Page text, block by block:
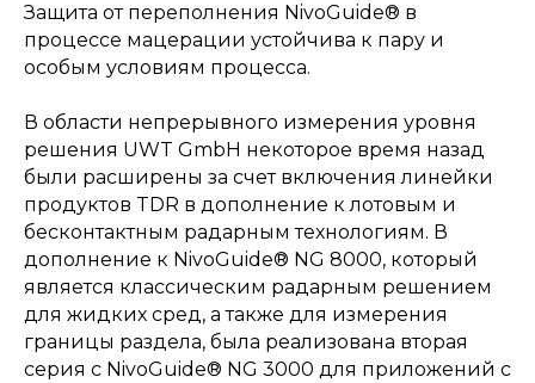
Защита от переполнения NivoGuide® в
процессе мацерации устойчива к пару и
особым условиям процесса.
В области непрерывного измерения уровня
решения UWT GmbH некоторое время назад
были расширены за счет включения линейки
продуктов TDR в дополнение к лотовым и
бесконтактным радарным технологиям. В
дополнение к NivoGuide® NG 8000, который
является классическим радарным решением
для жидких сред, а также для измерения
границы раздела, была реализована вторая
серия с NivoGuide® NG 3000 для приложений с